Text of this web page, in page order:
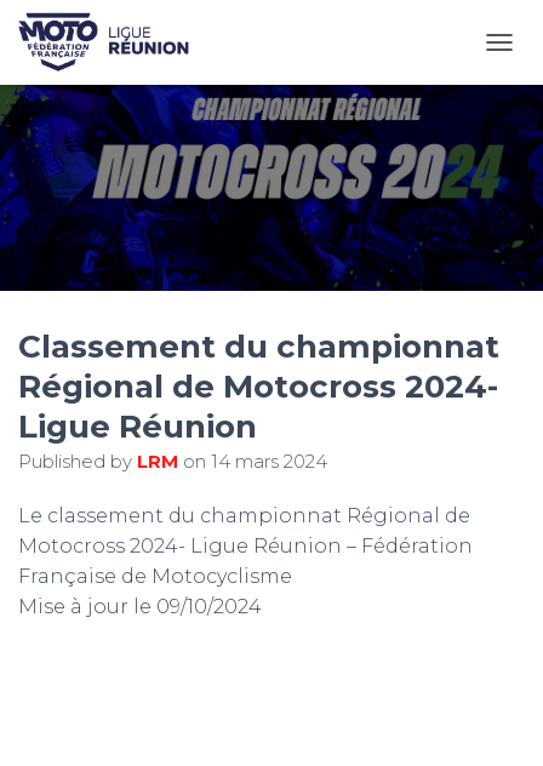
Classement du championnat
Régional de Motocross 2024-
Ligue Réunion
Published by LRM on 14 mars 2024
Le classement du championnat Régional de
Motocross 2024- Ligue Réunion – Fédération
Française de Motocyclisme
Mise à jour le 09/10/2024